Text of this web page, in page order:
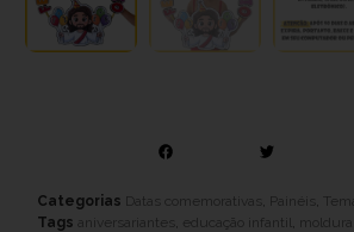
Categorias Datas comemorativas Painéis
Tags
aniversariantes educação infantil